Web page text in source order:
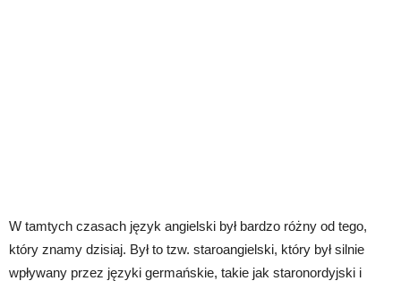
W tamtych czasach język angielski był bardzo różny od tego,
który znamy dzisiaj. Był to tzw. staroangielski, który był silnie
wpływany przez języki germańskie, takie jak staronordyjski i